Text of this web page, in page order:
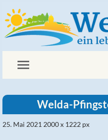
Welda-
25. Mai 2021 2000x 1222 px